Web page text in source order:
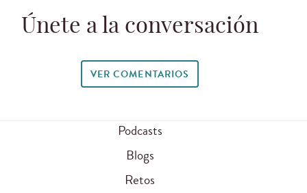
Únete a la conversación
VER COMENTARIOS
Podcasts
Blogs
Retos